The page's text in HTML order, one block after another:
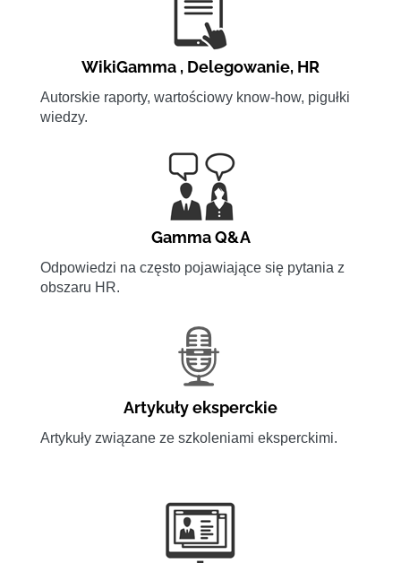
WikiGamma , Delegowanie, HR
Autorskie raporty, wartościowy know-how, pigułki
wiedzy.
Gamma Q&A
Odpowiedzi na często pojawiające się pytania z
obszaru HR.
Artykuły eksperckie
Artykuły związane ze szkoleniami eksperckimi.